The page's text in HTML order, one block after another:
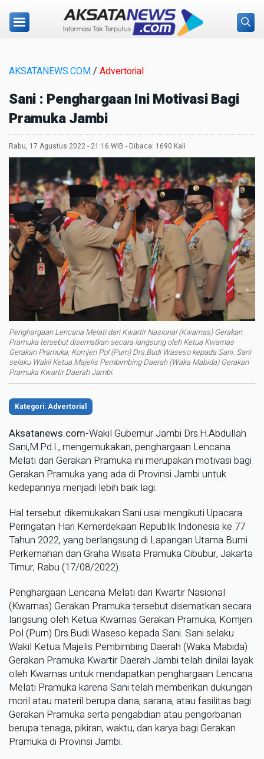
AKSATANEWS.COM/ Advertorial
Sani : Penghargaan Ini Motivasi Bagi
Pramuka Jambi
Rabu, 17 Agustus 2022 - 21:16 WIB - Dibaca: 1690 Kali
Penghargaan Lencana Melati dari Kwartir Nasional (Kwarnas) Gerakan
Pramuka tersebut disematkan secara langsung oleh Ketua Kwarnas
Gerakan Pramuka, Komjen Pol (Purn) Drs.Budi Waseso kepada Sani. Sani
selaku Wakil Ketua Majelis Pembimbing Daerah (Waka Mabida) Gerakan
Pramuka Kwartir Daerah Jambi.
Kategori: Advertorial
Aksatanews.com-Wakil Gubernur Jambi Drs.H.Abdullah
Sani,M.Pd.I., mengemukakan, penghargaan Lencana
Melati dari Gerakan Pramuka ini merupakan motivasi bagi
Gerakan Pramuka yang ada di Provinsi Jambi untuk
kedepannya menjadi lebih baik lagi.
Hal tersebut dikemukakan Sani usai mengikuti Upacara
Peringatan Hari Kemerdekaan Republik Indonesia ke 77
Tahun 2022, yang berlangsung di Lapangan Utama Bumi
Perkemahan dan Graha Wisata Pramuka Cibubur, Jakarta
Timur, Rabu (17/08/2022).
Penghargaan Lencana Melati dari Kwartir Nasional
(Kwarnas) Gerakan Pramuka tersebut disematkan secara
langsung oleh Ketua Kwarnas Gerakan Pramuka, Komjen
Pol (Purn) Drs.Budi Waseso kepada Sani. Sani selaku
Wakil Ketua Majelis Pembimbing Daerah (Waka Mabida)
Gerakan Pramuka Kwartir Daerah Jambi telah dinilai layak
oleh Kwarnas untuk mendapatkan penghargaan Lencana
Melati Pramuka karena Sani telah memberikan dukungan
moril atau materil berupa dana, sarana, atau fasilitas bagi
Gerakan Pramuka serta pengabdian atau pengorbanan
berupa tenaga, pikiran, waktu, dan karya bagi Gerakan
Pramuka di Provinsi Jambi.